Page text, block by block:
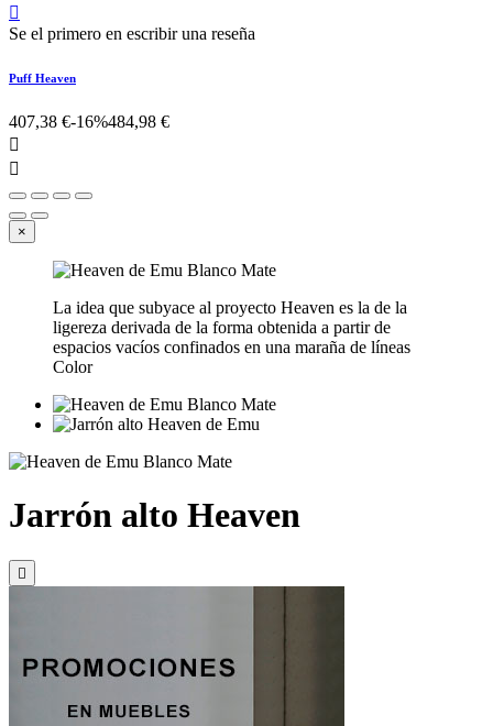

Se el primero en escribir una reseña
Puff Heaven
407,38 €-16%484,98 €


×
La idea que subyace al proyecto Heaven es la de la
ligereza derivada de la forma obtenida a partir de
espacios vacíos confinados en una maraña de líneas
Color
Jarrón alto Heaven
